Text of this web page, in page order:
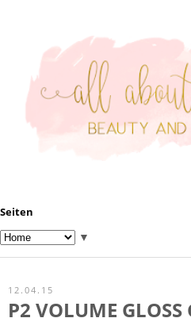
Seiten
▼
12.04.15
P2 VOLUME GLOSS